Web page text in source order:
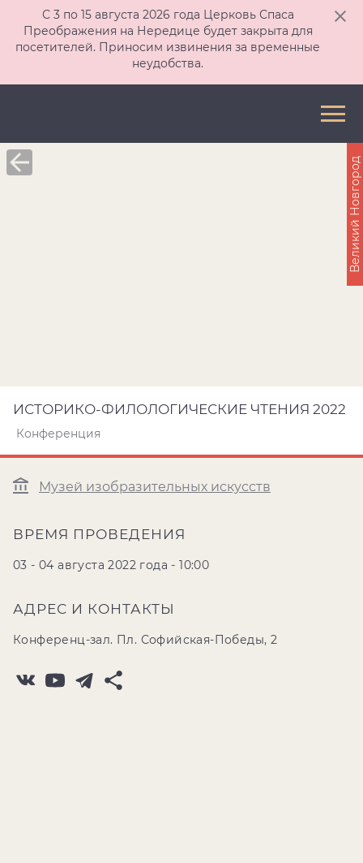
С 3 по 15 августа 2026 года Церковь Спаса
Преображения на Нередице будет закрыта для
посетителей. Приносим извинения за временные
неудобства.
ИСТОРИКО-ФИЛОЛОГИЧЕСКИЕ ЧТЕНИЯ 2022
Конференция
Музей изобразительных искусств
ВРЕМЯ ПРОВЕДЕНИЯ
03 - 04 августа 2022 года - 10:00
АДРЕС И КОНТАКТЫ
Конференц-зал. Пл. Софийская-Победы, 2
Великий Новгород